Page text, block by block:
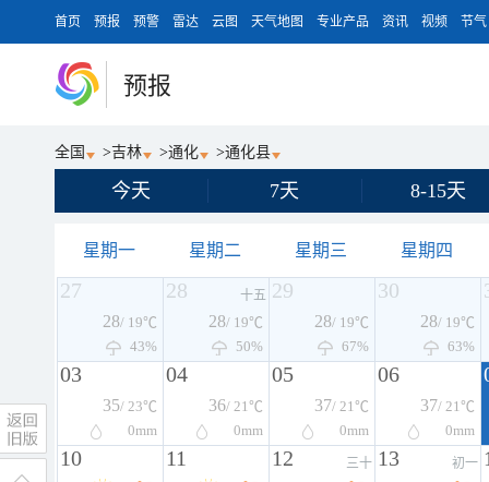
首页 预报 预警 雷达 云图 天气地图 专业产品 资讯 视频 节气
预报
全国 >吉林 >通化 >通化县
今天 7天 8-15天
星期一 星期二 星期三 星期四
27
28/ 19℃
43%
28 十五
28/ 19℃
50%
29
28/ 19℃
67%
30
28/ 19℃
63%
03
35/ 23℃
0mm
04
36/ 21℃
0mm
05
37/ 21℃
0mm
06
37/ 21℃
0mm
10 11 12 三十 13 初一